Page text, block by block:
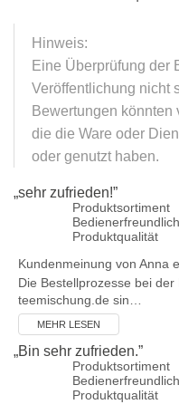
Hinweis:
Eine Überprüfung der
Veröffentlichung nicht
Bewertungen könnten
die die Ware oder
oder genutzt haben.
„sehr zufrieden!”
Produktsortiment
Produktqualität
Kundenmeinung von Anna
Die Bestellprozesse bei
teemischung.de sin…
MEHR LESEN
„Bin sehr zufrieden.”
Produktsortiment
Produktqualität